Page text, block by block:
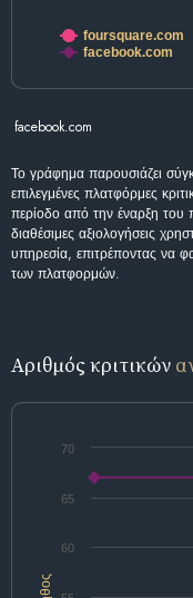
foursquare.com
facebook.com
facebook.com
Το γράφημα παρουσιάζει
επιλεγμένες πλατφόρμες
περίοδο από την έναρξη του
διαθέσιμες αξιολογήσεις
υπηρεσία, επιτρέποντας να
των πλατφορμών.
Αριθμός κριτικών
60
65
70